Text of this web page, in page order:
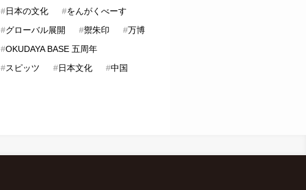
#日本の文化 #をんがくべーす
#グローバル展開 #禦朱印 #万博
#OKUDAYA BASE 五周年
#スピッツ #日本文化 #中国